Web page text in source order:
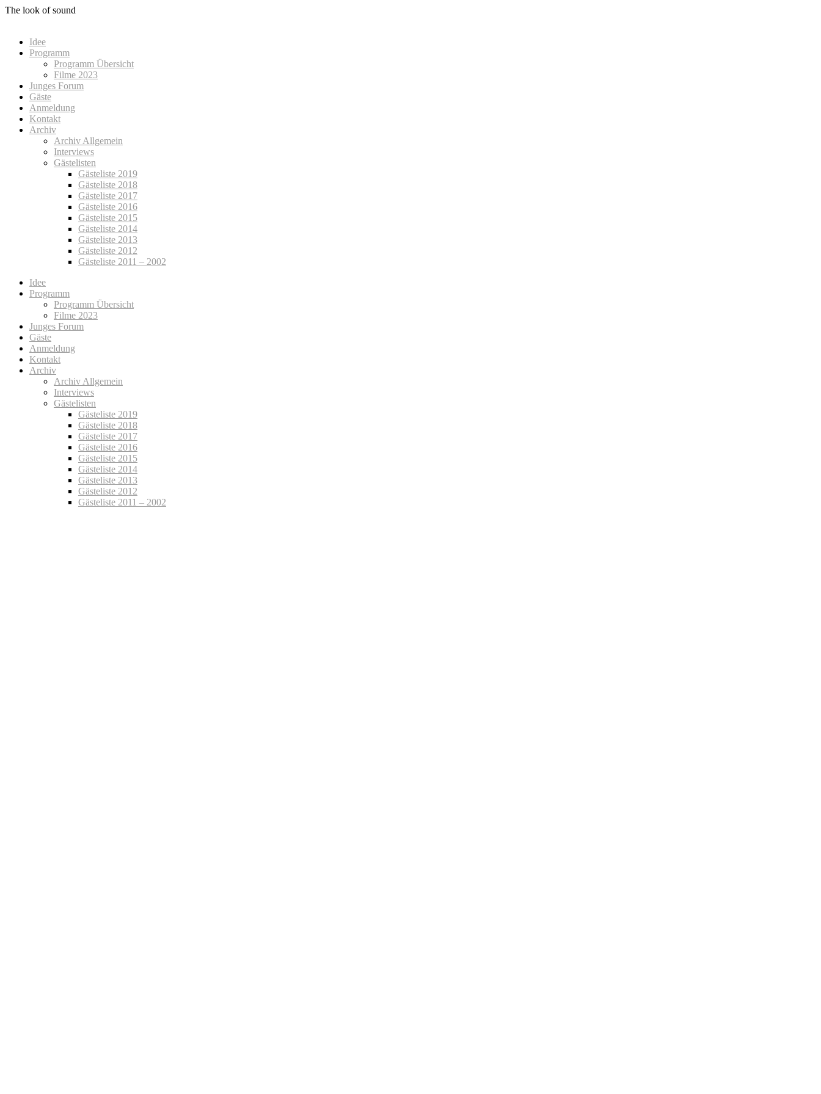
Zum
The look of sound
Idee
Programm
Programm Übersicht
Filme 2023
Junges Forum
Gäste
Anmeldung
Kontakt
Archiv
Archiv Allgemein
Interviews
Gästelisten
Gästeliste 2019
Gästeliste 2018
Gästeliste 2017
Gästeliste 2016
Gästeliste 2015
Gästeliste 2014
Gästeliste 2013
Gästeliste 2012
Gästeliste 2011 – 2002
Idee
Programm
Programm Übersicht
Filme 2023
Junges Forum
Gäste
Anmeldung
Kontakt
Archiv
Archiv Allgemein
Interviews
Gästelisten
Gästeliste 2019
Gästeliste 2018
Gästeliste 2017
Gästeliste 2016
Gästeliste 2015
Gästeliste 2014
Gästeliste 2013
Gästeliste 2012
Gästeliste 2011 – 2002